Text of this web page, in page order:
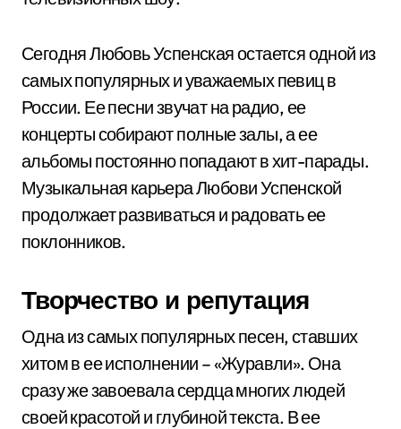
Сегодня Любовь Успенская остается одной из
самых популярных и уважаемых певиц в
России. Ее песни звучат на радио, ее
концерты собирают полные залы, а ее
альбомы постоянно попадают в хит-парады.
Музыкальная карьера Любови Успенской
продолжает развиваться и радовать ее
поклонников.
Творчество и репутация
Одна из самых популярных песен, ставших
хитом в ее исполнении – «Журавли». Она
сразу же завоевала сердца многих людей
своей красотой и глубиной текста. В ее